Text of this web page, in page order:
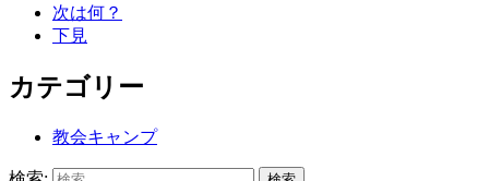
次は何？
下見
カテゴリー
教会キャンプ